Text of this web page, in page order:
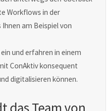
Workflows in der
am Beispiel von
und erfahren in einem
ConAktiv konsequent
digitalisieren können.
das Team von